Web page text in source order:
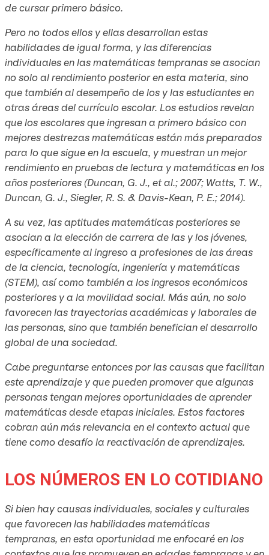
de cursar primero básico.
Pero no todos ellos y ellas desarrollan estas
habilidades de igual forma, y las diferencias
individuales en las matemáticas tempranas se asocian
no solo al rendimiento posterior en esta materia, sino
que también al desempeño de los y las estudiantes en
otras áreas del currículo escolar. Los estudios revelan
que los escolares que ingresan a primero básico con
mejores destrezas matemáticas están más preparados
para lo que sigue en la escuela, y muestran un mejor
rendimiento en pruebas de lectura y matemáticas en los
años posteriores (Duncan, G. J., et al.; 2007; Watts, T. W.,
Duncan, G. J., Siegler, R. S. & Davis-Kean, P. E.; 2014).
A su vez, las aptitudes matemáticas posteriores se
asocian a la elección de carrera de las y los jóvenes,
específicamente al ingreso a profesiones de las áreas
de la ciencia, tecnología, ingeniería y matemáticas
(STEM), así como también a los ingresos económicos
posteriores y a la movilidad social. Más aún, no solo
favorecen las trayectorias académicas y laborales de
las personas, sino que también benefician el desarrollo
global de una sociedad.
Cabe preguntarse entonces por las causas que facilitan
este aprendizaje y que pueden promover que algunas
personas tengan mejores oportunidades de aprender
matemáticas desde etapas iniciales. Estos factores
cobran aún más relevancia en el contexto actual que
tiene como desafío la reactivación de aprendizajes.
LOS NÚMEROS EN LO COTIDIANO
Si bien hay causas individuales, sociales y culturales
que favorecen las habilidades matemáticas
tempranas, en esta oportunidad me enfocaré en los